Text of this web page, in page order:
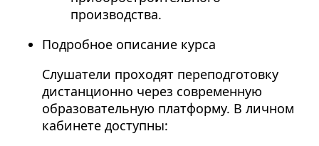
производства.
Подробное описание курса
Слушатели проходят переподготовку
дистанционно через современную
образовательную платформу. В личном
кабинете доступны: